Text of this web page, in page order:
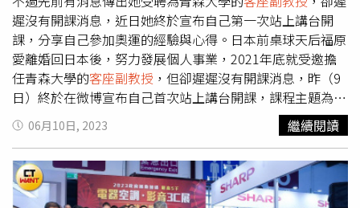
遲沒有開課消息，近日她終於宣布自己第一次站上講台開
課，分享自己參加奧運的經驗與心得。日本前桌球天后福原
愛離婚回日本後，努力發展個人事業，2021年底就受邀擔
任青森大學的客座副教授 ，但卻遲遲沒有開課消息，昨（9
日）終於在微博宣布自己首次站上講台開課，課程主題為
「我的奧運」，向學生分享自己四度參加奧運的經驗、受傷
後的日子以及調適壓力的方法。福原愛終於宣布自己第一次
站上講台開課。（圖／翻攝微博福原愛AiFukuhara）福原愛
也透露，這堂課程時間為90分鐘，參與聽講的的學生共有
260位，她也表示學生在18歲到22歲的這個年紀，身體、想
06月10日, 2023 繼續閱讀